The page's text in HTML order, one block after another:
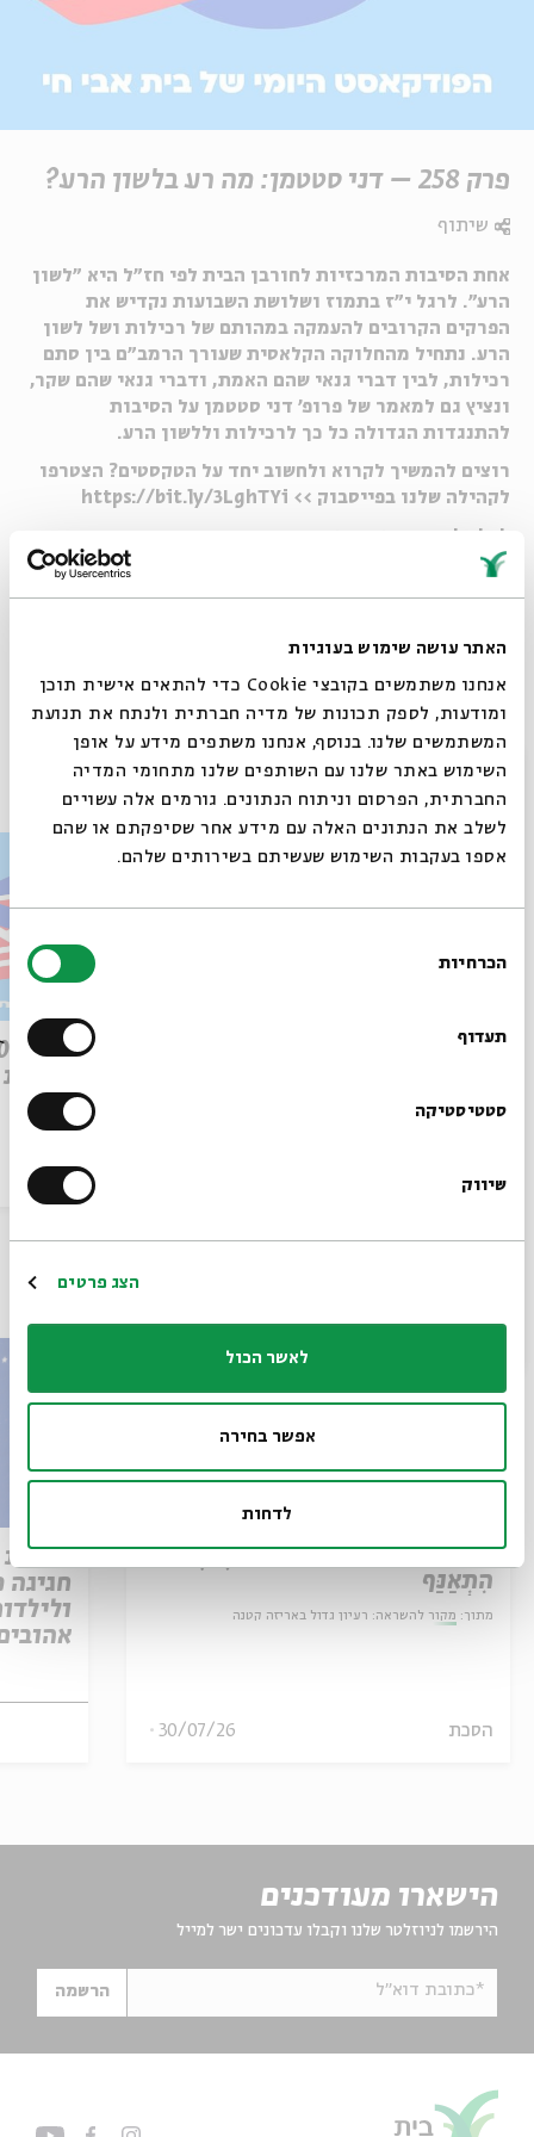
האתר עושה שימוש בעוגיות
אנחנו משתמשים בקובצי Cookie כדי להתאים אישית תוכן
ומודעות, לספק תכונות של מדיה חברתית ולנתח את תנועת
המשתמשים שלנו. בנוסף, אנחנו משתפים מידע על אופן
השימוש באתר שלנו עם השותפים שלנו מתחומי המדיה
החברתית, הפרסום וניתוח הנתונים. גורמים אלה עשויים
לשלב את הנתונים האלה עם מידע אחר שסיפקתם או שהם
אספו בעקבות השימוש שעשיתם בשירותים שלהם.
הסכמה
הכרחיות
תעדוף
סטטיסטיקה
שיווק
הצג פרטים
לאשר הכול
אפשר בחירה
לדחות
פרק 258 – דני סטטמן: מה רע בלשון הרע?
אחת הסיבות המרכזיות לחורבן הבית לפי חז״ל היא ״לשון
הרע״. לרגל י״ז בתמוז ושלושת השבועות נקדיש את
הפרקים הקרובים להעמקה במהותם של רכילות ושל לשון
הרע. נתחיל מהחלוקה הקלאסית שעורך הרמב״ם בין סתם
רכילות, לבין דברי גנאי שהם האמת, ודברי גנאי שהם שקר,
ונציץ גם למאמר של פרופ׳ דני סטטמן על הסיבות
להתנגדות הגדולה כל כך לרכילות וללשון הרע.
רוצים להמשיך לקרוא ולחשוב יחד על הטקסטים? הצטרפו
לקהילה שלנו בפייסבוק >> https://bit.ly/3LghTYi
לפלייליסט מתעדכן עם השירים המתנגנים בפרקים >>
https://bit.ly/45XbwVy
שיתוף
פרקים נוספים בסדרה
לוהטת
הסכת
פרק 509 – פרשת עקב: וּבְאַהֲרֹן
הִתְאַנַּף
מתוך: מקור להשראה: רעיון גדול באריזה קטנה
הסכת 30/07/26
חגיגה
הישארו מעודכנים
הירשמו לניוזלטר שלנו וקבלו עדכונים ישר למייל
*כתובת דוא"ל הרשמה
סגור